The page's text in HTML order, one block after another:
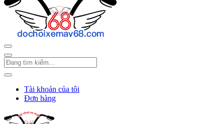
Tài khoản của tôi
Đơn hàng